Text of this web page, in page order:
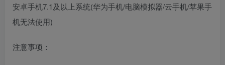
安卓手机7.1及以上系统(华为手机/电脑模拟器/云手机/苹果手
机无法使用)
注意事项：